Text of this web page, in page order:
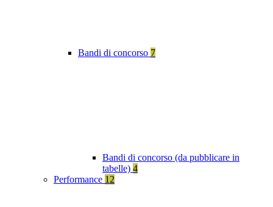
Bandi di concorso 7
Bandi di concorso (da pubblicare in
tabelle) 4
Performance 12